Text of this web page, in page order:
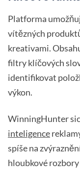
Platforma
vítězných
kreativami.
filtry klíčových
identifikovat
výkon.
WinningHunter
inteligence
spíše na
hloubkové